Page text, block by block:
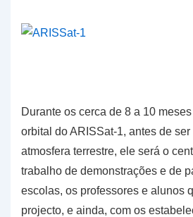
Durante os cerca de 8 a 10
orbital do ARISSat-1, antes de
atmosfera terrestre, ele será o
trabalho de demonstrações e de
escolas, os professores e alunos
projecto, e ainda, com os